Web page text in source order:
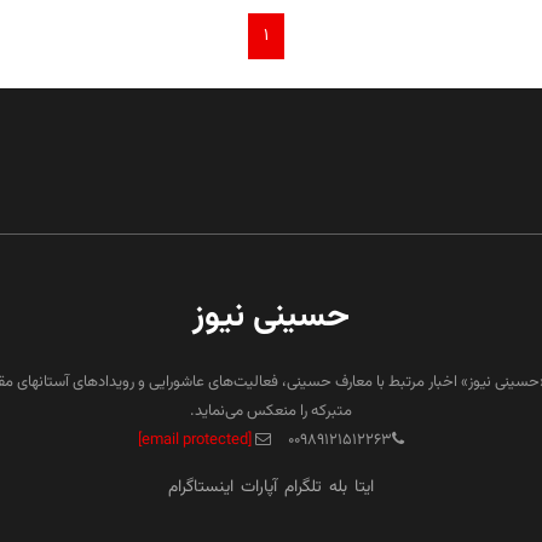
۱
حسینی نیوز
نیوز» اخبار مرتبط با معارف حسینی، فعالیت‌های عاشورایی و رویدادهای
متبرکه را منعکس می‌نماید.
۰۰۹۸۹۱۲۱۵۱۲۲۶۳
[email protected]
ایتا بله تلگرام آپارات اینستاگرام